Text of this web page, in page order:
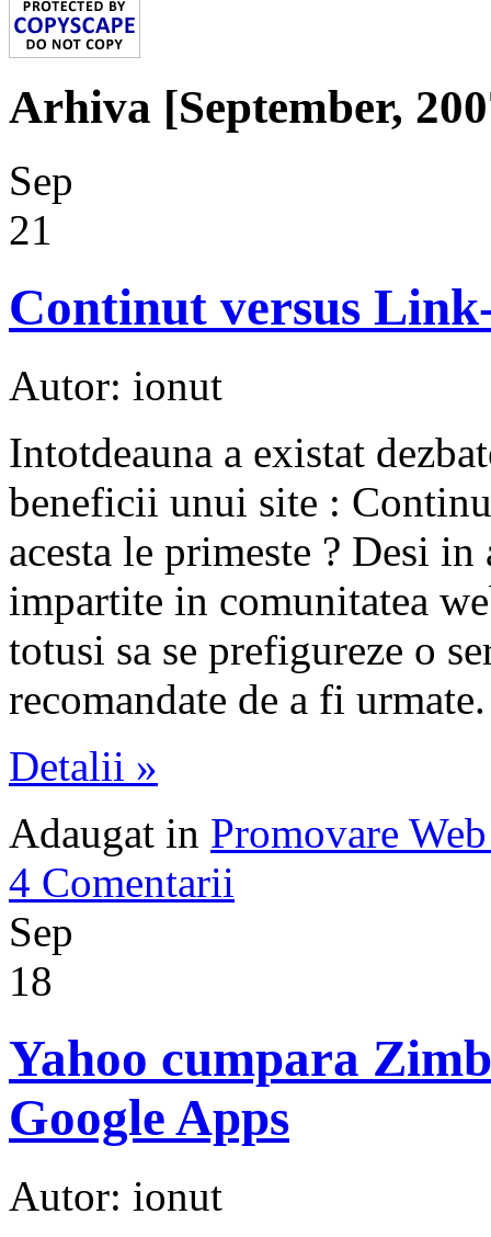
Arhiva [September,
Sep
21
Continut versus
Autor: ionut
Intotdeauna a existat
beneficii unui site :
acesta le primeste ? Desi
impartite in comunitatea
totusi sa se prefigureze o
recomandate de a fi urmate.
Detalii »
Adaugat in Promovare
4 Comentarii
Sep
18
Yahoo cumpara
Google Apps
Autor: ionut